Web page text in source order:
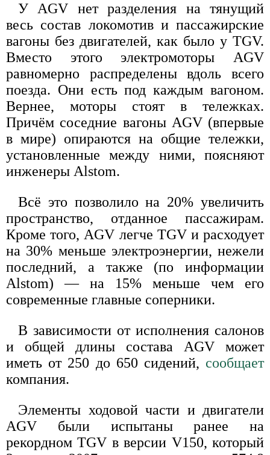
У AGV нет разделения на тянущий
весь состав локомотив и пассажирские
вагоны без двигателей, как было у TGV.
Вместо этого электромоторы AGV
равномерно распределены вдоль всего
поезда. Они есть под каждым вагоном.
Вернее, моторы стоят в тележках.
Причём соседние вагоны AGV (впервые
в мире) опираются на общие тележки,
установленные между ними, поясняют
инженеры Alstom.
Всё это позволило на 20% увеличить
пространство, отданное пассажирам.
Кроме того, AGV легче TGV и расходует
на 30% меньше электроэнергии, нежели
последний, а также (по информации
Alstom) — на 15% меньше чем его
современные главные соперники.
В зависимости от исполнения салонов
и общей длины состава AGV может
иметь от 250 до 650 сидений, сообщает
компания.
Элементы ходовой части и двигатели
AGV были испытаны ранее на
рекордном TGV в версии V150, который